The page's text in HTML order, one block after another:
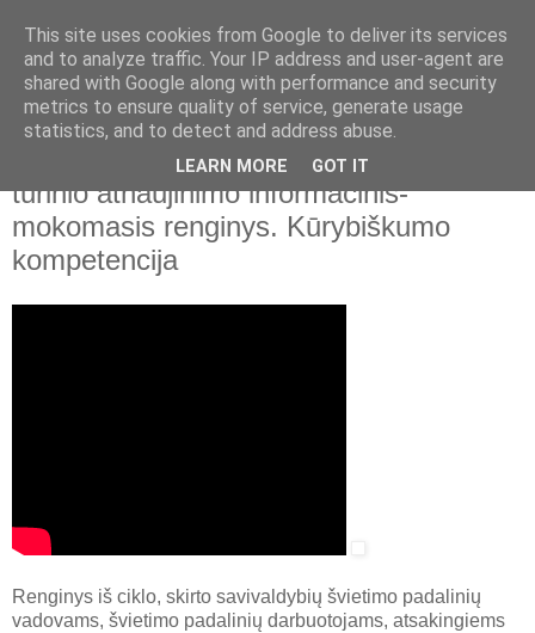
2021 m. kovo 12 d., penktadienis
Nacionalinė švietimo agentūra. Ugdymo
turinio atnaujinimo informacinis-
mokomasis renginys. Kūrybiškumo
kompetencija
Renginys iš ciklo, skirto savivaldybių švietimo padalinių
vadovams, švietimo padalinių darbuotojams, atsakingiems
This site uses cookies from Google to deliver its services
and to analyze traffic. Your IP address and user-agent are
shared with Google along with performance and security
metrics to ensure quality of service, generate usage
statistics, and to detect and address abuse.
LEARN MORE GOT IT